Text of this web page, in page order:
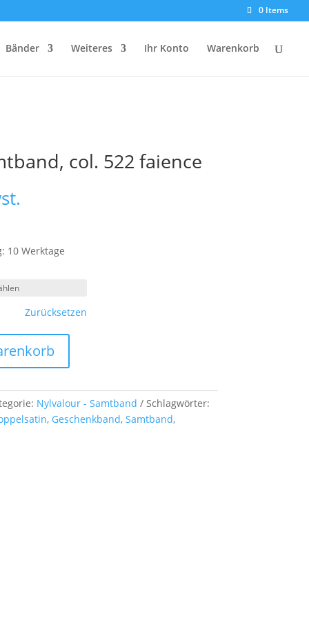
0 Items
Bänder Weiteres Ihr Konto Warenkorb
col. 522 faience
10 Werktage
Zurücksetzen
Nylvalour - Samtband
Schlagwörter:
, Geschenkband, Samtband,